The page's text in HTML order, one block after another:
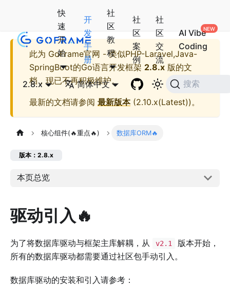
快
速
开
始
开
发
手
册
社
区
教
程
社
区
案
例
社
区
交
流
AI Vibe
Coding
2.8.x 简体中文 搜索
此为 GoFrame官网 - 类似PHP-Laravel,Java-
SpringBoot的Go语言开发框架 2.8.x 版的文
档，现已不再积极维护。
最新的文档请参阅 最新版本(2.10.x(Latest))。
核心组件(🔥重点🔥) 数据库ORM🔥
版本：2.8.x
本页总览
驱动引入🔥
为了将数据库驱动与框架主库解耦，从 v2.1
版本开始，
所有的数据库驱动都需要通过社区包手动引入。
数据库驱动的安装和引入请参考：